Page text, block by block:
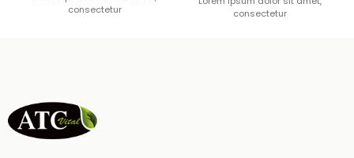
consectetur
consectetur